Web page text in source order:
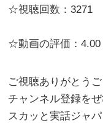
☆視聴回数：3271
☆動画の評価：4.00
ご視聴ありがとうご
チャンネル登録をぜ
スカッと実話ジャ